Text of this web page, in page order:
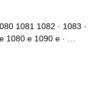
1081 1082 · 1083 ·
1080 е 1090 е · …